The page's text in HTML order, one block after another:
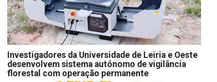
Investigadores da Universidade de Leiria e Oeste
desenvolvem sistema autónomo de vigilância
florestal com operação permanente